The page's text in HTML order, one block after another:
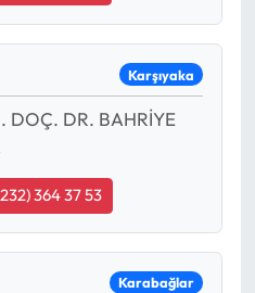
Karşıyaka
DOÇ. DR. BAHRİYE
364 37 53
Karabağlar